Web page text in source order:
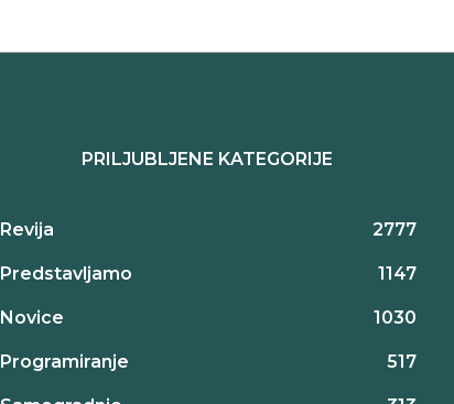
bila:
8,17 €.
PRILJUBLJENE KATEGORIJE
Revija 2777
Predstavljamo 1147
Novice 1030
Programiranje 517